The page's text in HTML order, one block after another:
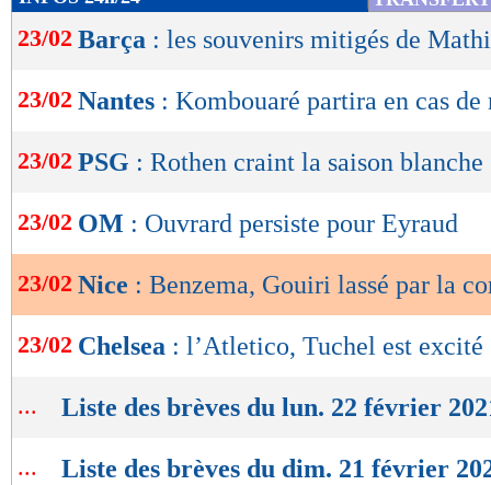
de
lecture
OK
23/02 Barça : les souvenirs mitigés de
23/02 Nantes : Kombouaré partira en cas
23/02 PSG : Rothen craint la saison blanche
23/02 OM : Ouvrard persiste pour Eyraud
23/02 Nice : Benzema, Gouiri lassé par la
23/02 Chelsea : l’Atletico, Tuchel est excité
... Liste des brèves du lun. 22 février
... Liste des brèves du dim. 21 février